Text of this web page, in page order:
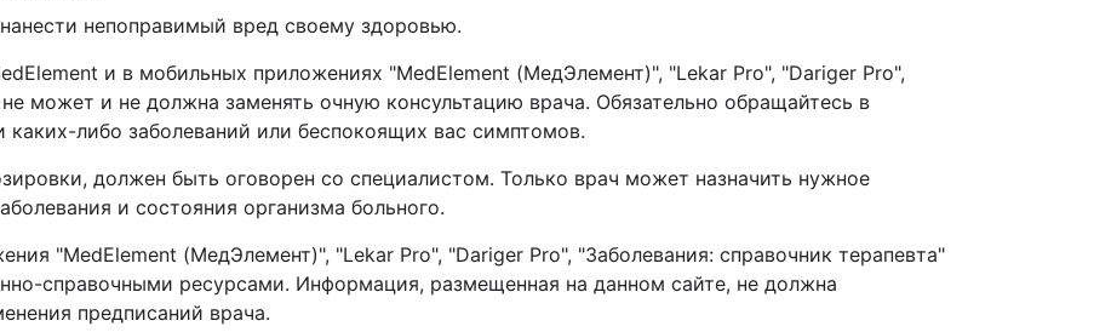
непоправимый вред своему здоровью.
и в мобильных приложениях "MedElement (МедЭлемент)", "Lekar Pro", "Dariger Pro",
может и не должна заменять очную консультацию врача. Обязательно обращайтесь в
либо заболеваний или беспокоящих вас симптомов.
должен быть оговорен со специалистом. Только врач может назначить нужное
и состояния организма больного.
"MedElement (МедЭлемент)", "Lekar Pro", "Dariger Pro", "Заболевания: справочник терапевта"
справочными ресурсами. Информация, размещенная на данном сайте, не должна
предписаний врача.